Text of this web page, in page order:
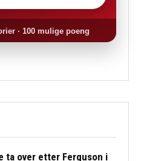
· 100 mulige poeng
ta over etter Ferguson i